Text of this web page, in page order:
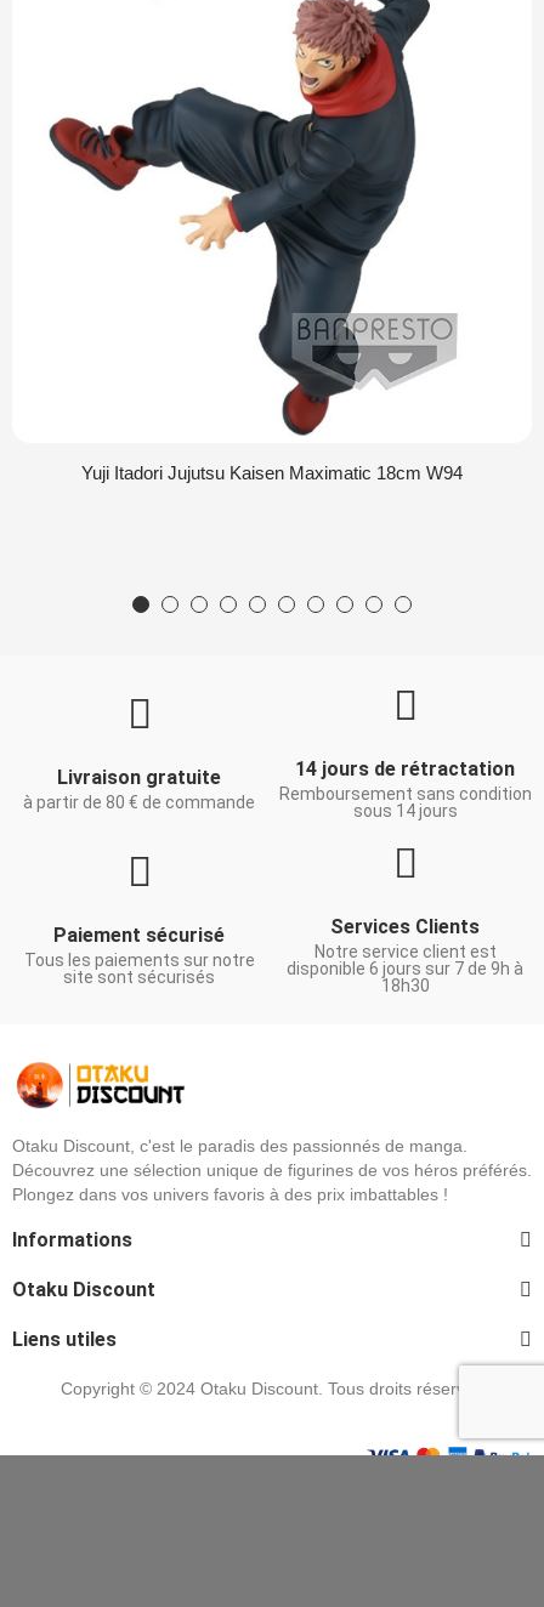
Yuji Itadori Jujutsu Kaisen Maximatic 18cm W94
Livraison gratuite
à partir de 80 € de commande
14 jours de rétractation
Remboursement sans condition
sous 14 jours
Paiement sécurisé
Tous les paiements sur notre
site sont sécurisés
Services Clients
Notre service client est
disponible 6 jours sur 7 de 9h à
18h30
Otaku Discount, c'est le paradis des passionnés de manga.
Découvrez une sélection unique de figurines de vos héros préférés.
Plongez dans vos univers favoris à des prix imbattables !
Informations
Otaku Discount
Liens utiles
Copyright © 2024 Otaku Discount. Tous droits réservés